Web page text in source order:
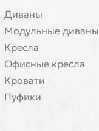
Диваны
Модульные диваны
Кресла
Офисные кресла
Кровати
Пуфики